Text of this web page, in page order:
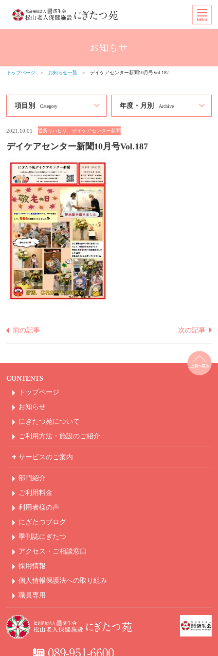
トップページ ＞ お知らせ一覧 ＞ デイケアセンター新聞10月号Vol.187
項目別 Category 年度・月別 Archive
2021.10.01 通所リハビリ デイケアセンター新聞
デイケアセンター新聞10月号Vol.187
前の記事 次の記事
CONTENTS
トップページ
お知らせ
にぎたつ苑について
ご利用方法・ 施設のご紹介
サービスのご案内
部門紹介
ご利用料金
利用者様の声
にぎたつブログ
季刊誌にぎたつ
アクセス・ご相談窓口
採用情報
個人情報保護法への取り組み
職員専用